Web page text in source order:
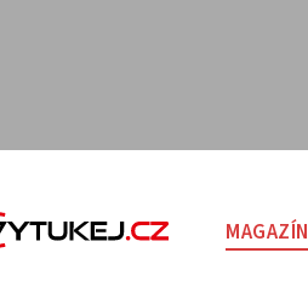
MAGAZÍN